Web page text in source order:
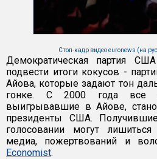
Стоп-кадр видео euronews (на
Демократическая партия
подвести итоги кокусов -
Айова, которые задают тон
гонке. С 2000 года все
выигрывавшие в Айове,
президенты США.
голосовании могут
медиа, пожертвований и
Economist.